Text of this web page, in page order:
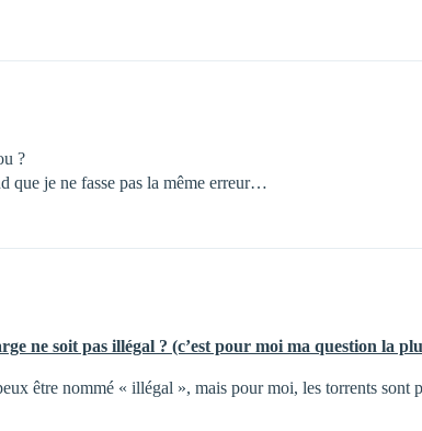
?
que je ne fasse pas la même erreur…
ne soit pas illégal ? (c’est pour moi ma question la
être nommé « illégal », mais pour moi, les torrents